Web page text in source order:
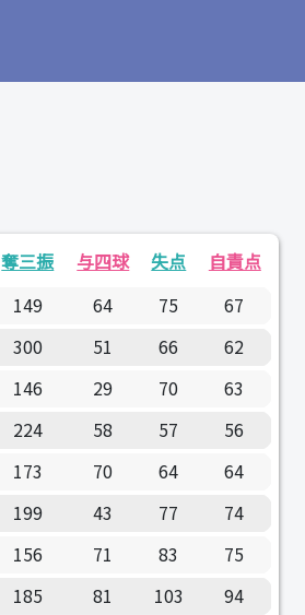
奪三振 与四球 失点
自責点
149 64 75
67
300 51 66
62
146 29 70
63
224 58 57
56
173 70 64
64
199 43 77
74
156 71 83
75
185 81 103
94